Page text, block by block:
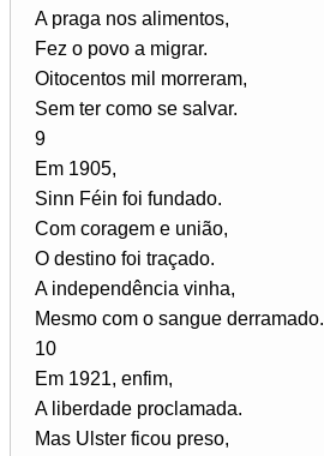
A praga nos alimentos,
Fez o povo a migrar.
Oitocentos mil morreram,
Sem ter como se salvar.
9
Em 1905,
Sinn Féin foi fundado.
Com coragem e união,
O destino foi traçado.
A independência vinha,
Mesmo com o sangue derramado.
10
Em 1921, enfim,
A liberdade proclamada.
Mas Ulster ficou preso,